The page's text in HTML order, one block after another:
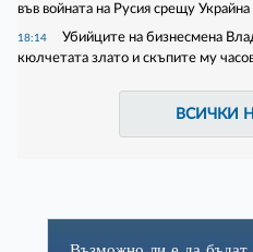
във войната на Русия срещу Украйна
18:14
Убийците на бизнесмена
кюлчетата злато и скъпите му
ВСИЧКИ